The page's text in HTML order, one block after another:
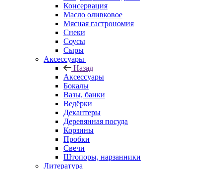
Консервация
Масло оливковое
Мясная гастрономия
Снеки
Соусы
Сыры
Аксессуары
Назад
Аксессуары
Бокалы
Вазы, банки
Ведёрки
Декантеры
Деревянная посуда
Корзины
Пробки
Свечи
Штопоры, нарзанники
Литература